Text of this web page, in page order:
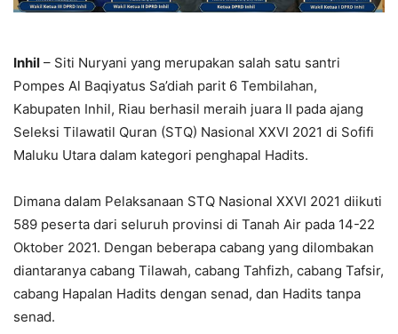
Inhil – Siti Nuryani yang merupakan salah satu santri
Pompes Al Baqiyatus Sa’diah parit 6 Tembilahan,
Kabupaten Inhil, Riau berhasil meraih juara II pada ajang
Seleksi Tilawatil Quran (STQ) Nasional XXVI 2021 di Sofifi
Maluku Utara dalam kategori penghapal Hadits.
Dimana dalam Pelaksanaan STQ Nasional XXVI 2021 diikuti
589 peserta dari seluruh provinsi di Tanah Air pada 14-22
Oktober 2021. Dengan beberapa cabang yang dilombakan
diantaranya cabang Tilawah, cabang Tahfizh, cabang Tafsir,
cabang Hapalan Hadits dengan senad, dan Hadits tanpa
senad.